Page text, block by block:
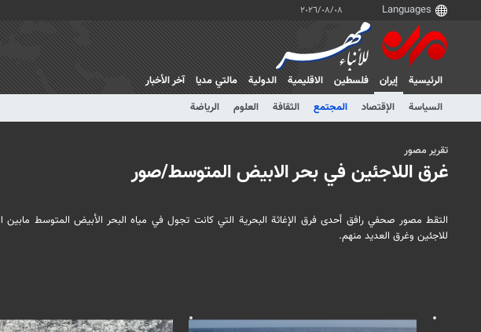
٠٨‏/٠٨‏/٢٠٢٦
الرئيسية
إيران
السياسة
الإقتصاد المجتمع الثقافة العلوم الرياضة
فلسطین الاقلیمیة الدولية مالتي مدیا آخر الأخبار
تقرير مصور
غرق اللاجئين في بحر الابيض المتوسط/صور
التقط مصور صحفي رافق أحدى فرق الإغاثة البحرية التي كانت تجول في مياه البحر الأبيض المتوسط مابين
للاجئين وغرق العديد منهم.